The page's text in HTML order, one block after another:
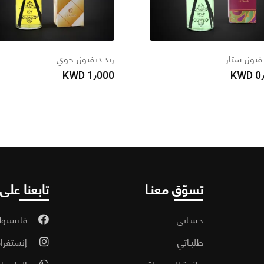
ستار
KWD
ريد ديفيوزر جوي
1٫000 KWD
تسوّق معنـا
حسـابي
طلبـاتي
تابعنا على